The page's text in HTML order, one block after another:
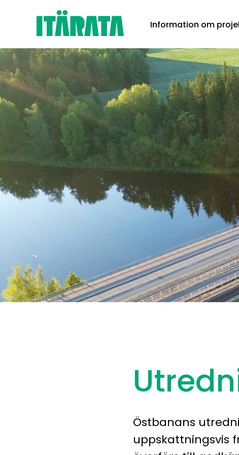
Information om
Östbanans
uppskattningsvis